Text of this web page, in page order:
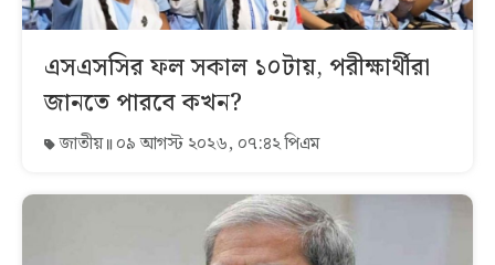
এসএসসির ফল সকাল ১০টায়, পরীক্ষার্থীরা
জানতে পারবে কখন?
জাতীয় ০৯ আগস্ট ২০২৬, ০৭:৪২ পিএম